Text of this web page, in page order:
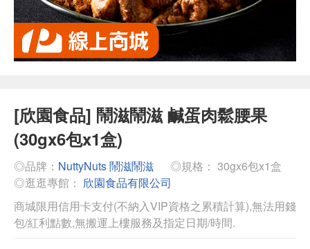
[欣園食品] 鬧滋鬧滋 鹹蛋肉鬆腰果
(30gx6包x1盒)
◎品牌： NuttyNuts 鬧滋鬧滋
◎規格： 30gx6包x1盒
◎逛逛專館： 欣園食品有限公司
商城限用信用卡支付(不納入VIP資格之累積計算),無法用錢
包/紅利點數,無搬運上樓服務及指定日期/時間.